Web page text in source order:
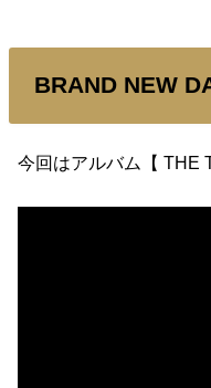
BRAND NEW
今回はアルバム【 THE